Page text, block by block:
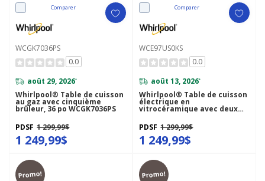
Comparer
WCGK7036PS
0.0
août 29, 2026*
Whirlpool® Table de cuisson
au gaz avec cinquième
brûleur, 36 po WCGK7036PS
PDSF 1 299,99$
1 249,99$
Comparer
WCE97US0KS
0.0
août 13, 2026*
Whirlpool® Table de cuisson
électrique en
vitrocéramique avec deux
éléments radiants doubles -
30 po WCE97US0KS
PDSF 1 299,99$
1 249,99$
Promo! Promo!